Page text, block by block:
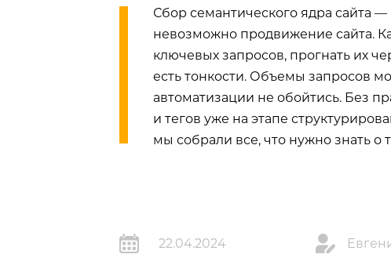
Сбор семантического ядра сайта
невозможно продвижение сайта.
ключевых запросов, прогнать их
есть тонкости. Объемы запросов
автоматизации не обойтись. Без
и тегов уже на этапе
мы собрали все, что нужно знать о
22.04.2024